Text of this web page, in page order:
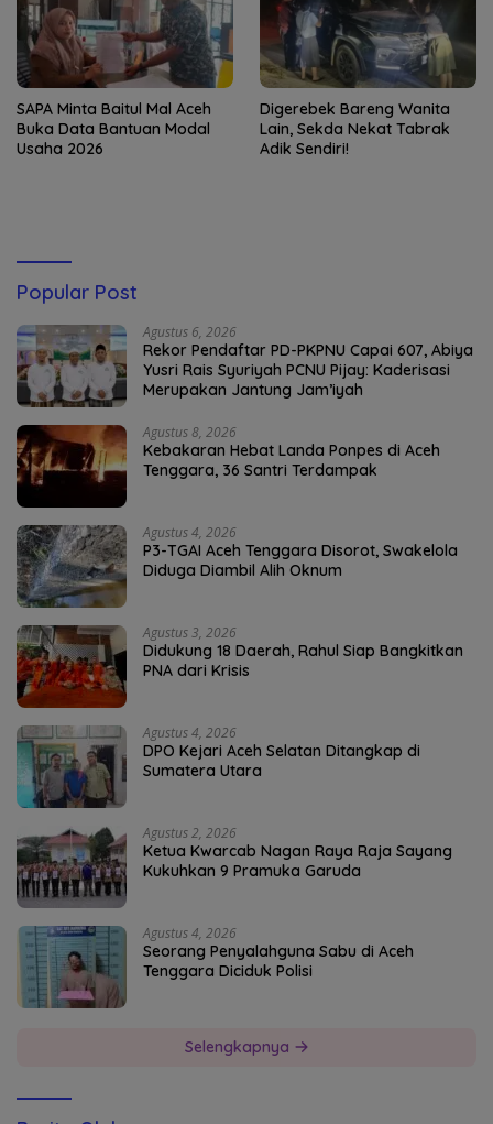
SAPA Minta Baitul Mal Aceh
Buka Data Bantuan Modal
Usaha 2026
Digerebek Bareng Wanita
Lain, Sekda Nekat Tabrak
Adik Sendiri!
Popular Post
Agustus 6, 2026
Rekor Pendaftar PD-PKPNU Capai 607, Abiya
Yusri Rais Syuriyah PCNU Pijay: Kaderisasi
Merupakan Jantung Jam’iyah
Agustus 8, 2026
Kebakaran Hebat Landa Ponpes di Aceh
Tenggara, 36 Santri Terdampak
Agustus 4, 2026
P3-TGAI Aceh Tenggara Disorot, Swakelola
Diduga Diambil Alih Oknum
Agustus 3, 2026
Didukung 18 Daerah, Rahul Siap Bangkitkan
PNA dari Krisis
Agustus 4, 2026
DPO Kejari Aceh Selatan Ditangkap di
Sumatera Utara
Agustus 2, 2026
Ketua Kwarcab Nagan Raya Raja Sayang
Kukuhkan 9 Pramuka Garuda
Agustus 4, 2026
Seorang Penyalahguna Sabu di Aceh
Tenggara Diciduk Polisi
Selengkapnya